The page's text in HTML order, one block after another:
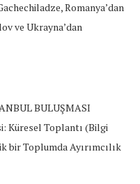
Romanya’dan
ve Ukrayna’dan
BULUŞMASI
Küresel Toplantı (Bilgi
bir Toplumda Ayırımcılık